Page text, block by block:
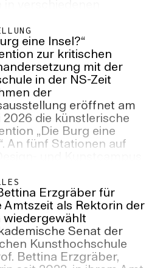
Einblicke in die
zwischen
Design und
eine Insel?“
zur kritischen
mit der
in der NS-Zeit
der
eröffnet am
2026 die künstlerische
„Die Burg eine
An fünf Stationen auf
während der Zeit des
kritisch zu
und etablierte
über die
zu hinterfragen.
Erzgräber für
Amtszeit als Rektorin der
wiedergewählt
Senat der
Kunsthochschule
Bettina Erzgräber,